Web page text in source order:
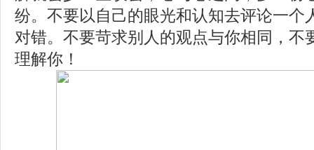
纷。不要以自己的眼光和认知去评论一个
对错。不要苛求别人的观点与你相同，不
理解你！